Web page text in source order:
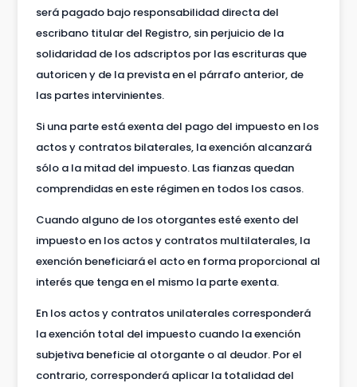
será pagado bajo responsabilidad directa del
escribano titular del Registro, sin perjuicio de la
solidaridad de los adscriptos por las escrituras que
autoricen y de la prevista en el párrafo anterior, de
las partes intervinientes.
Si una parte está exenta del pago del impuesto en los
actos y contratos bilaterales, la exención alcanzará
sólo a la mitad del impuesto. Las fianzas quedan
comprendidas en este régimen en todos los casos.
Cuando alguno de los otorgantes esté exento del
impuesto en los actos y contratos multilaterales, la
exención beneficiará el acto en forma proporcional al
interés que tenga en el mismo la parte exenta.
En los actos y contratos unilaterales corresponderá
la exención total del impuesto cuando la exención
subjetiva beneficie al otorgante o al deudor. Por el
contrario, corresponderá aplicar la totalidad del